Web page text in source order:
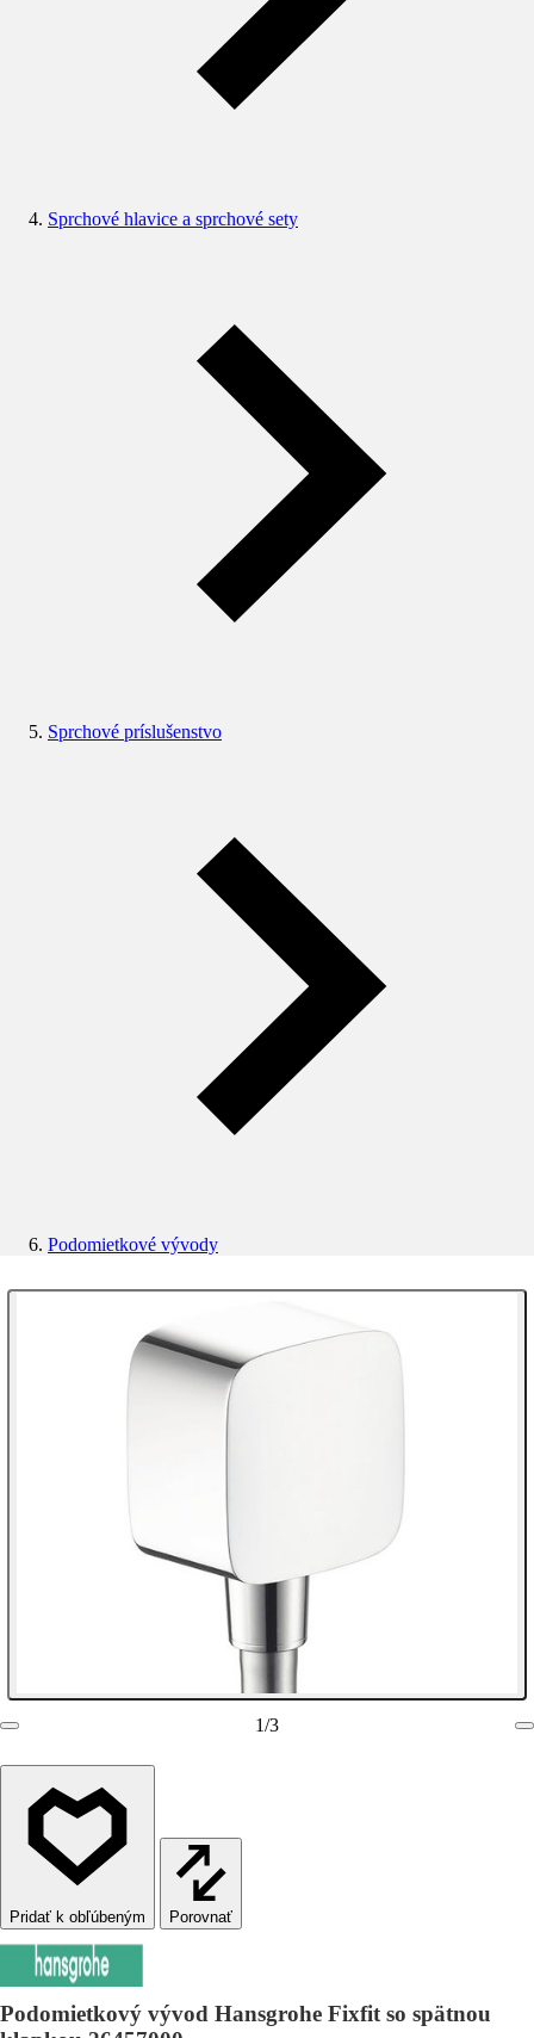
Sprchové hlavice a sprchové sety
Sprchové príslušenstvo
Podomietkové vývody
1/3
Porovnať
Podomietkový vývod Hansgrohe Fixfit so spätnou